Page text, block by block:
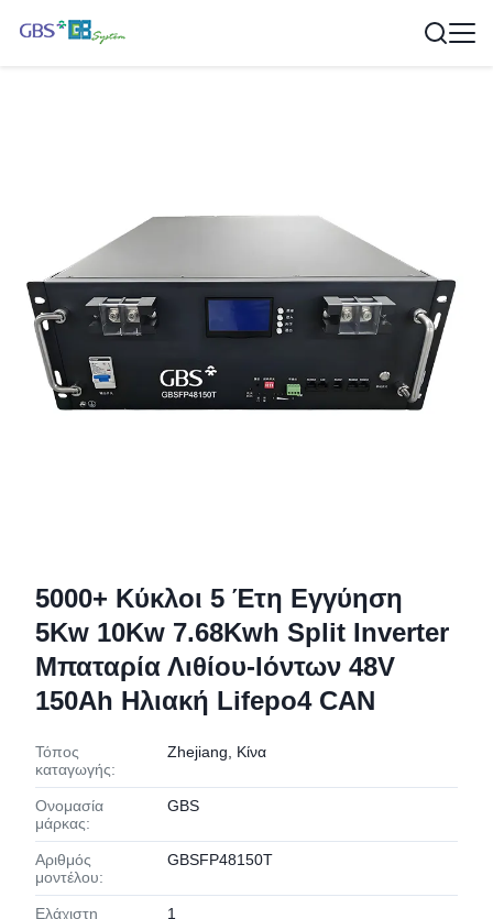
5000+ Κύκλοι 5 Έτη Εγγύηση
5Kw 10Kw 7.68Kwh Split Inverter
Μπαταρία Λιθίου-Ιόντων 48V
150Ah Ηλιακή Lifepo4 CAN
Τόπος
καταγωγής:
Zhejiang, Κίνα
Ονομασία
μάρκας:
GBS
Αριθμός
μοντέλου:
GBSFP48150T
Ελάχιστη
1